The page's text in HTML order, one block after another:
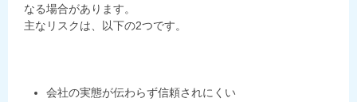
なる場合があります。
主なリスクは、以下の2つです。
会社の実態が伝わらず信頼されにくい